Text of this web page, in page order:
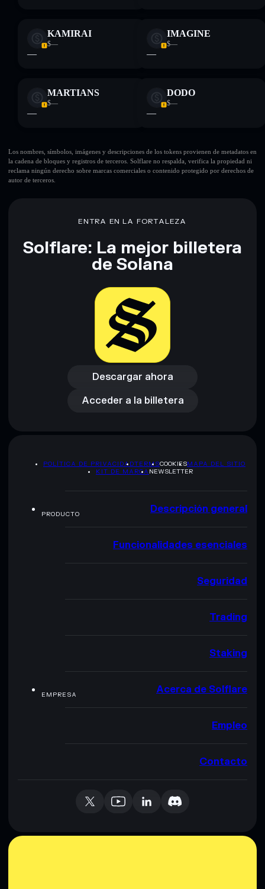
KAMIRAI
$—
—
IMAGINE
$—
—
MARTIANS
$—
—
DODO
$—
—
Los nombres, símbolos, imágenes y descripciones de los tokens provienen de metadatos en
la cadena de bloques y registros de terceros. Solflare no respalda, verifica la propiedad ni
reclama ningún derecho sobre marcas comerciales o contenido protegido por derechos de
autor de terceros.
ENTRA EN LA FORTALEZA
Solflare: La mejor billetera
de Solana
Descargar ahora
Descargar ahora
Acceder a la billetera
Acceder a la billetera
POLÍTICA DE PRIVACIDADTERMSCOOKIESMAPA DEL SITIO
KIT DE MARCA NEWSLETTER
PRODUCTO Descripción general
Funcionalidades esenciales
Seguridad
Trading
Staking
EMPRESA Acerca de Solflare
Empleo
Contacto